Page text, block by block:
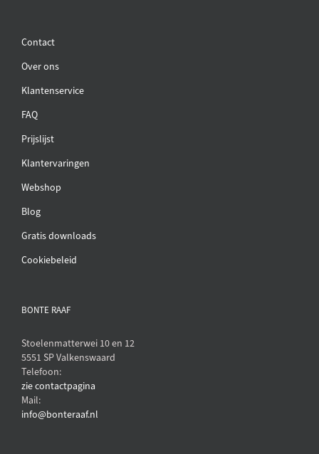
Contact
Over ons
Klantenservice
FAQ
Prijslijst
Klantervaringen
Webshop
Blog
Gratis downloads
Cookiebeleid
BONTE RAAF
Stoelenmatterwei 10 en 12
5551 SP Valkenswaard
Telefoon:
zie contactpagina
Mail:
info@bonteraaf.nl